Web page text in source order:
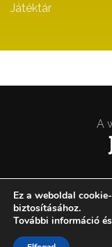
Játéktár
A
Minden jog
Ez a weboldal
biztosításához.
További információ